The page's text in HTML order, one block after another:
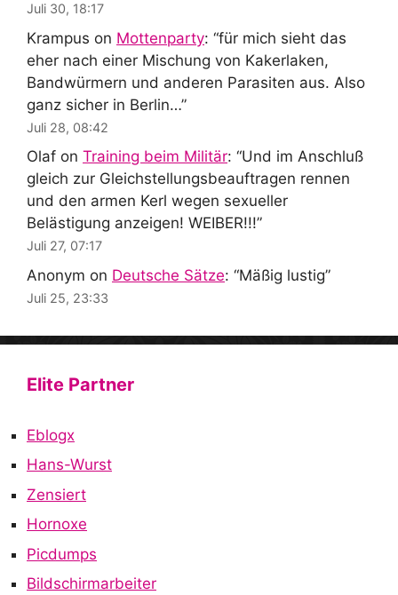
Juli 30, 18:17
Krampus on Mottenparty: “für mich sieht das
eher nach einer Mischung von Kakerlaken,
Bandwürmern und anderen Parasiten aus. Also
ganz sicher in Berlin…”
Juli 28, 08:42
Olaf on Training beim Militär: “Und im Anschluß
gleich zur Gleichstellungsbeauftragen rennen
und den armen Kerl wegen sexueller
Belästigung anzeigen! WEIBER!!!”
Juli 27, 07:17
Anonym on Deutsche Sätze: “Mäßig lustig”
Juli 25, 23:33
Elite Partner
Eblogx
Hans-Wurst
Zensiert
Hornoxe
Picdumps
Bildschirmarbeiter